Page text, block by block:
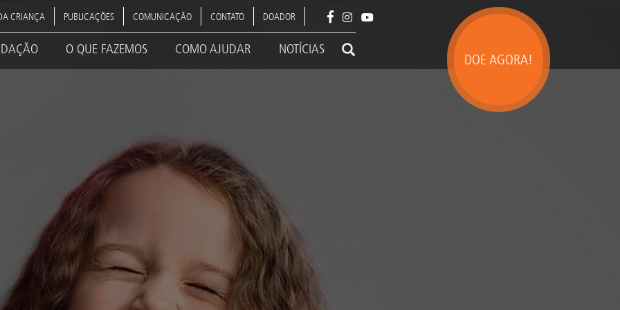
DOE AGORA!
CRIANÇA PUBLICAÇÕES COMUNICAÇÃO CONTATO DOADOR
O QUE FAZEMOS COMO AJUDAR NOTÍCIAS